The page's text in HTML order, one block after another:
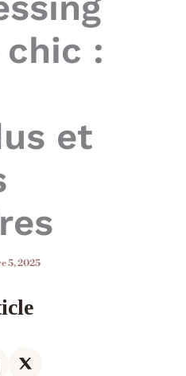
chic :
et
5, 2025